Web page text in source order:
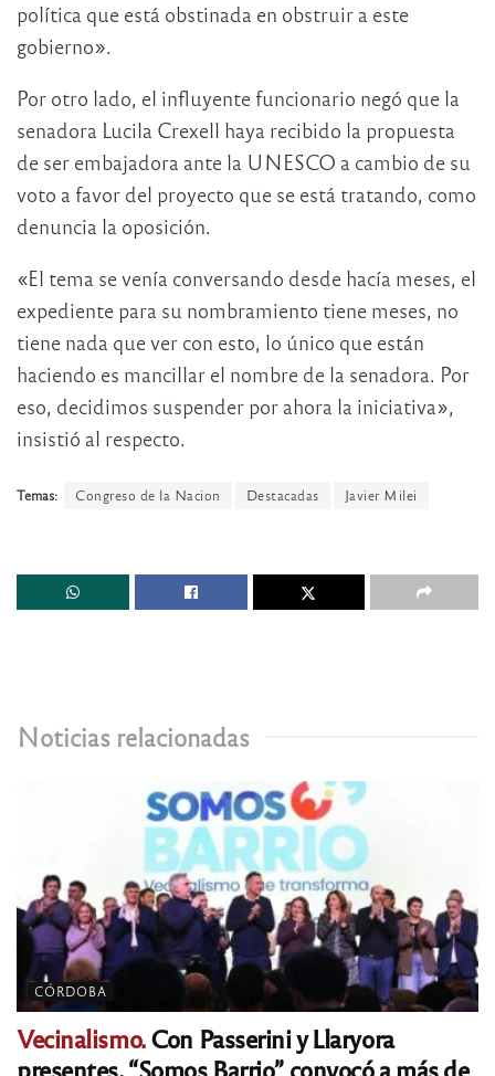
política que está obstinada en obstruir a este
gobierno».
Por otro lado, el influyente funcionario negó que la
senadora Lucila Crexell haya recibido la propuesta
de ser embajadora ante la UNESCO a cambio de su
voto a favor del proyecto que se está tratando, como
denuncia la oposición.
«El tema se venía conversando desde hacía meses, el
expediente para su nombramiento tiene meses, no
tiene nada que ver con esto, lo único que están
haciendo es mancillar el nombre de la senadora. Por
eso, decidimos suspender por ahora la iniciativa»,
insistió al respecto.
Temas: Congreso de la Nacion Destacadas Javier Milei
Noticias relacionadas
CÓRDOBA
Vecinalismo.Con Passerini y Llaryora
presentes, “Somos Barrio” convocó a más de